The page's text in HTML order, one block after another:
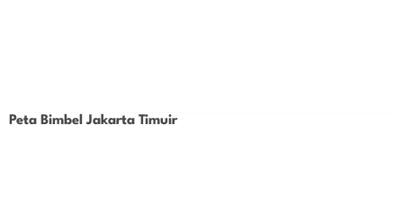
Peta Bimbel Jakarta Timuir